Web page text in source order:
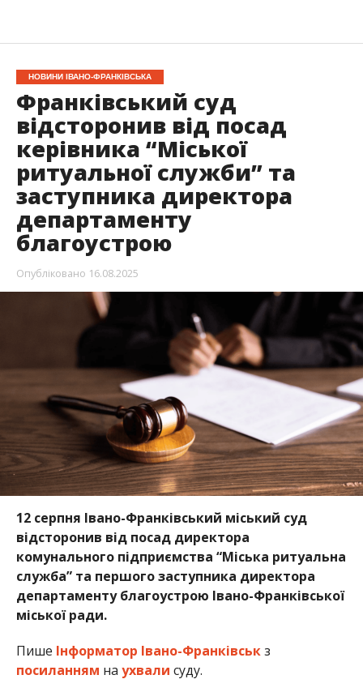
НОВИНИ ІВАНО-ФРАНКІВСЬКА
Франківський суд
відсторонив від посад
керівника “Міської
ритуальної служби” та
заступника директора
департаменту
благоустрою
Опубліковано 16.08.2025
12 серпня Івано-Франківський міський суд
відсторонив від посад директора
комунального підприємства “Міська ритуальна
служба” та першого заступника директора
департаменту благоустрою Івано-Франківської
міської ради.
Пише Інформатор Івано-Франківськз
посиланням на ухвали суду.